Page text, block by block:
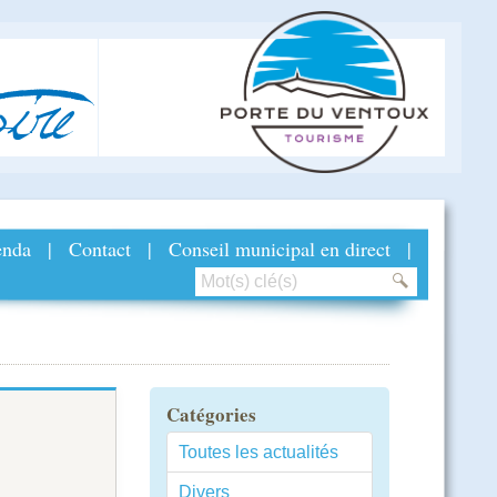
| Contact | Conseil municipal en direct |
Catégories
Toutes les actualités
Divers